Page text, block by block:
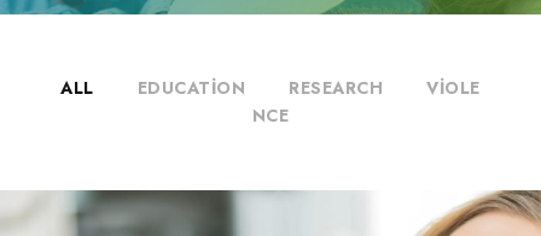
ALL EDUCATION RESEARCH
VIOLE
NCE